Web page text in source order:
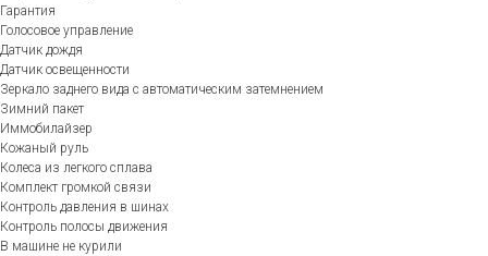
Гарантия
Голосовое управление
Датчик дождя
Датчик освещенности
Зеркало заднего вида с автоматическим затемнением
Зимний пакет
Иммобилайзер
Кожаный руль
Колеса из легкого сплава
Комплект громкой связи
Контроль давления в шинах
Контроль полосы движения
В машине не курили